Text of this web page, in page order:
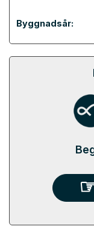
Byggnadsår: